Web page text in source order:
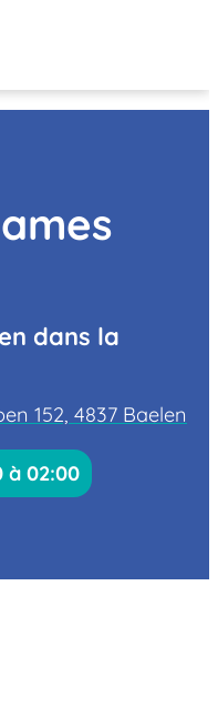
dans la
152, 4837 Baelen
à 02:00